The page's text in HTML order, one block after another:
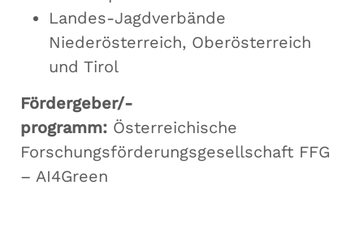
Landes-Jagdverbände
Niederösterreich, Oberösterreich
und Tirol
Fördergeber/-
programm: Österreichische
Forschungsförderungsgesellschaft FFG
– AI4Green